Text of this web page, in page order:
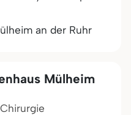
an der Ruhr
Mülheim